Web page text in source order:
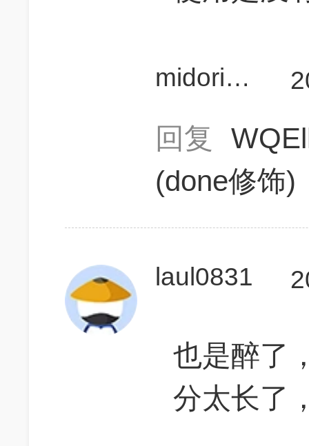
midorikkk
回复
(done修饰)
laul0831
也是醉了
分太长了